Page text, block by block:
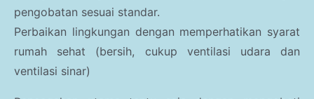
pengobatan sesuai standar.
Perbaikan lingkungan dengan memperhatikan syarat
rumah sehat (bersih, cukup ventilasi udara dan
ventilasi sinar)